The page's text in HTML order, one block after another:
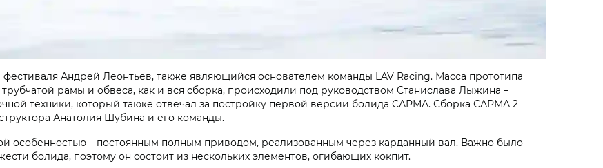
Андрей Леонтьев, также являющийся основателем команды LAV Racing. Масса прототипа
рамы и обвеса, как и вся сборка, происходили под руководством Станислава Лыжина –
техники, который также отвечал за постройку первой версии болида САРМА. Сборка САРМА 2
Анатолия Шубина и его команды.
особенностью – постоянным полным приводом, реализованным через карданный вал. Важно было
болида, поэтому он состоит из нескольких элементов, огибающих кокпит.